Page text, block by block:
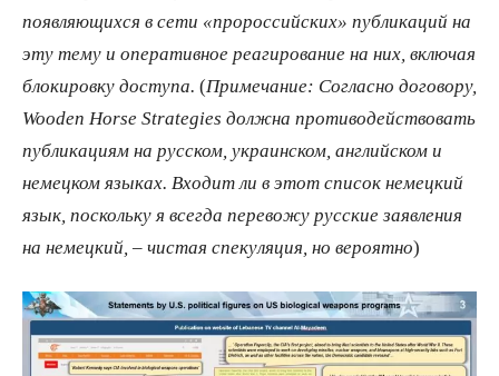
появляющихся в сети «пророссийских» публикаций на
эту тему и оперативное реагирование на них, включая
блокировку доступа. (Примечание: Согласно договору,
Wooden Horse Strategies должна противодействовать
публикациям на русском, украинском, английском и
немецком языках. Входит ли в этот список немецкий
язык, поскольку я всегда перевожу русские заявления
на немецкий, – чистая спекуляция, но вероятно)